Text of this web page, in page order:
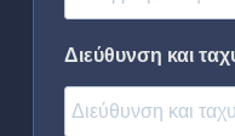
Διεύθυνση και